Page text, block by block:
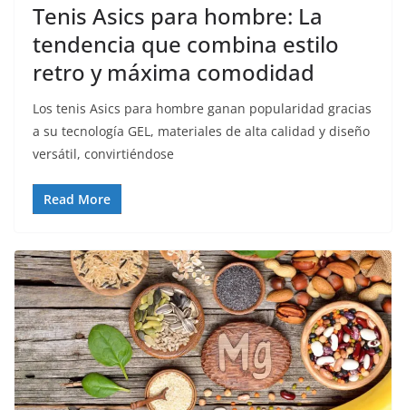
Tenis Asics para hombre: La
tendencia que combina estilo
retro y máxima comodidad
Los tenis Asics para hombre ganan popularidad gracias
a su tecnología GEL, materiales de alta calidad y diseño
versátil, convirtiéndose
Read More